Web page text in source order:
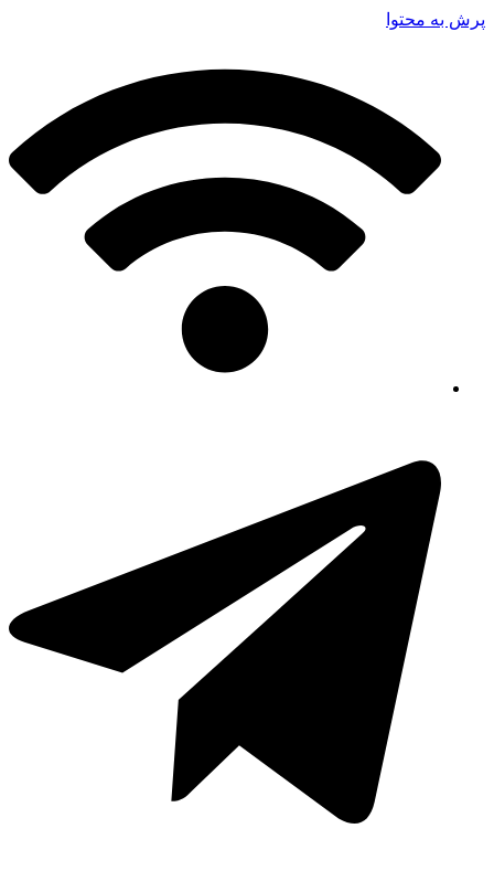
پرش به محتوا